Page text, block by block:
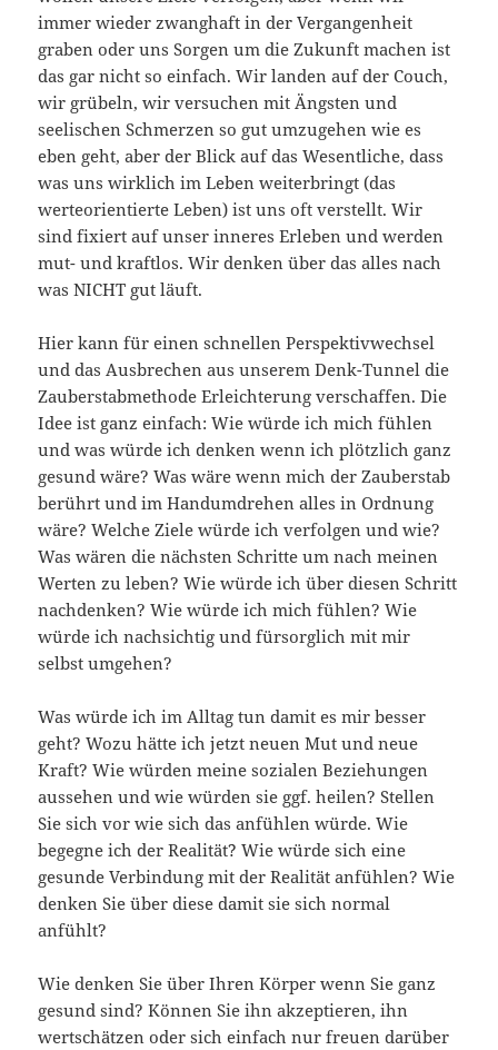
immer wieder zwanghaft in der Vergangenheit
graben oder uns Sorgen um die Zukunft machen ist
das gar nicht so einfach. Wir landen auf der Couch,
wir grübeln, wir versuchen mit Ängsten und
seelischen Schmerzen so gut umzugehen wie es
eben geht, aber der Blick auf das Wesentliche, dass
was uns wirklich im Leben weiterbringt (das
werteorientierte Leben) ist uns oft verstellt. Wir
sind fixiert auf unser inneres Erleben und werden
mut- und kraftlos. Wir denken über das alles nach
was NICHT gut läuft.
Hier kann für einen schnellen Perspektivwechsel
und das Ausbrechen aus unserem Denk-Tunnel die
Zauberstabmethode Erleichterung verschaffen. Die
Idee ist ganz einfach: Wie würde ich mich fühlen
und was würde ich denken wenn ich plötzlich ganz
gesund wäre? Was wäre wenn mich der Zauberstab
berührt und im Handumdrehen alles in Ordnung
wäre? Welche Ziele würde ich verfolgen und wie?
Was wären die nächsten Schritte um nach meinen
Werten zu leben? Wie würde ich über diesen Schritt
nachdenken? Wie würde ich mich fühlen? Wie
würde ich nachsichtig und fürsorglich mit mir
selbst umgehen?
Was würde ich im Alltag tun damit es mir besser
geht? Wozu hätte ich jetzt neuen Mut und neue
Kraft? Wie würden meine sozialen Beziehungen
aussehen und wie würden sie ggf. heilen? Stellen
Sie sich vor wie sich das anfühlen würde. Wie
begegne ich der Realität`? Wie würde sich eine
gesunde Verbindung mit der Realität anfühlen? Wie
denken Sie über diese damit sie sich normal
anfühlt?
Wie denken Sie über Ihren Körper wenn Sie ganz
gesund sind? Können Sie ihn akzeptieren, ihn
wertschätzen oder sich einfach nur freuen darüber